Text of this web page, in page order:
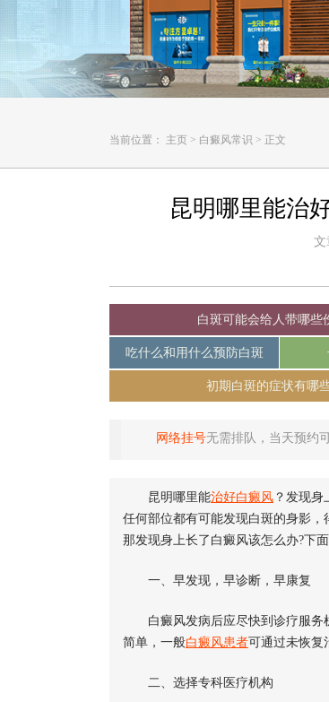
当前位置： 主页 > 白癜风常识 > 正文
昆明哪里能治
文
白斑可能会给人带哪些
吃什么和用什么预防白斑
初期白斑的症状有哪
网络挂号无需排队，当天预约
昆明哪里能治好白癜风 ？发现身
任何部位都有可能发现白斑的身影，
那发现身上长了白癜风该怎么办?下
一、早发现，早诊断，早康复
白癜风发病后应尽快到诊疗服务机
简单，一般白癜风患者可通过未恢复
二、选择专科医疗机构